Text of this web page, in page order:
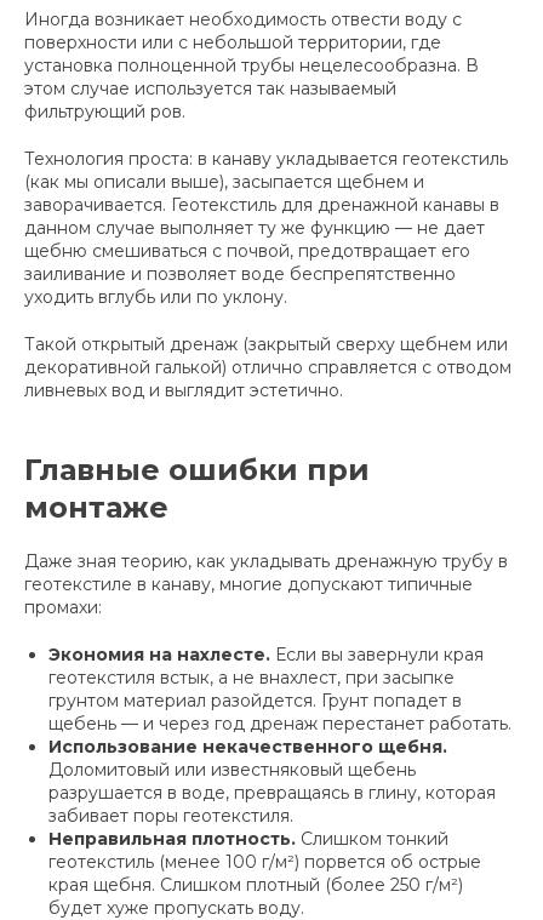
Иногда возникает необходимость отвести воду с
поверхности или с небольшой территории, где
установка полноценной трубы нецелесообразна. В
этом случае используется так называемый
фильтрующий ров.
Технология проста: в канаву укладывается геотекстиль
(как мы описали выше), засыпается щебнем и
заворачивается. Геотекстиль для дренажной канавы в
данном случае выполняет ту же функцию — не дает
щебню смешиваться с почвой, предотвращает его
заиливание и позволяет воде беспрепятственно
уходить вглубь или по уклону.
Такой открытый дренаж (закрытый сверху щебнем или
декоративной галькой) отлично справляется с отводом
ливневых вод и выглядит эстетично.
Главные ошибки при
монтаже
Даже зная теорию, как укладывать дренажную трубу в
геотекстиле в канаву, многие допускают типичные
промахи:
Экономия на нахлесте. Если вы завернули края
геотекстиля встык, а не внахлест, при засыпке
грунтом материал разойдется. Грунт попадет в
щебень — и через год дренаж перестанет работать.
Использование некачественного щебня.
Доломитовый или известняковый щебень
разрушается в воде, превращаясь в глину, которая
забивает поры геотекстиля.
Неправильная плотность. Слишком тонкий
геотекстиль (менее 100 г/м²) порвется об острые
края щебня. Слишком плотный (более 250 г/м²)
будет хуже пропускать воду.